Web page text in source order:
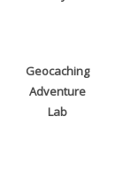
Geocaching
Adventure
Lab